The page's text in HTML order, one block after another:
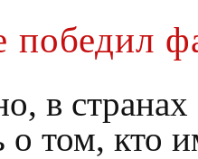
победил
в
о том, кто